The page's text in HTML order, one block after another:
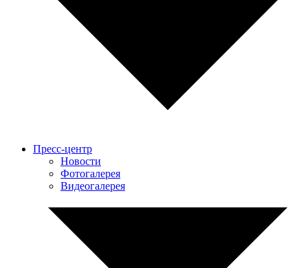
Пресс-центр
Новости
Фотогалерея
Видеогалерея